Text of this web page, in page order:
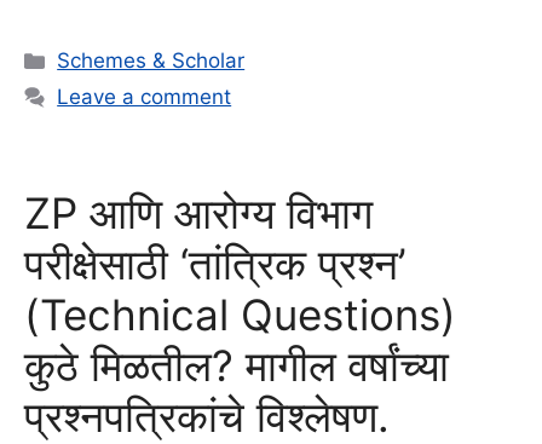
Categories
Schemes & Scholar
Leave a comment
ZP आणि आरोग्य विभाग
परीक्षेसाठी ‘तांत्रिक प्रश्न’
(Technical Questions)
कुठे मिळतील? मागील वर्षांच्या
प्रश्नपत्रिकांचे विश्लेषण.